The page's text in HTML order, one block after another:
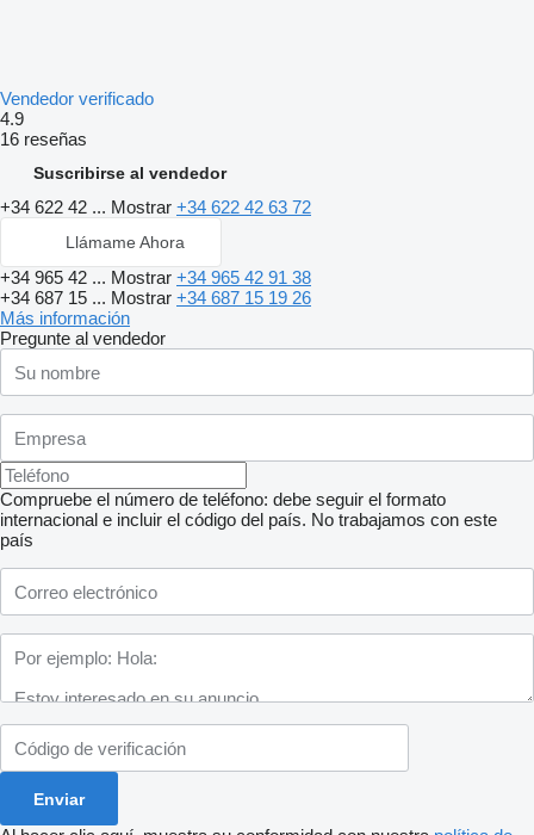
Vendedor verificado
4.9
16 reseñas
Suscribirse al vendedor
+34 622 42 ... Mostrar +34 622 42 63 72
Llámame Ahora
+34 965 42 ... Mostrar +34 965 42 91 38
+34 687 15 ... Mostrar +34 687 15 19 26
Más información
Pregunte al vendedor
Compruebe el número de teléfono: debe seguir el formato
internacional e incluir el código del país. No trabajamos con este
país